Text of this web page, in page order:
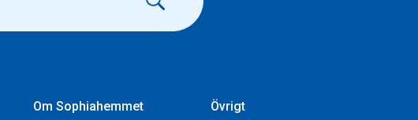
Om Sophiahemmet
Övrigt